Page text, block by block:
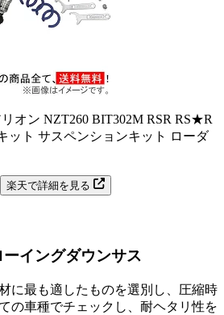
オン NZT260 BIT302M RSR RS★R
ット サスペンションキット ローダ
楽天で詳細を見る
イングダウンサス
に最も適したものを選別し、圧縮時
の車種でチェックし、耐ヘタリ性を